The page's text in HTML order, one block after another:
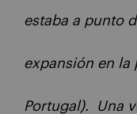
estaba a punto
expansión en la
Portugal). Una